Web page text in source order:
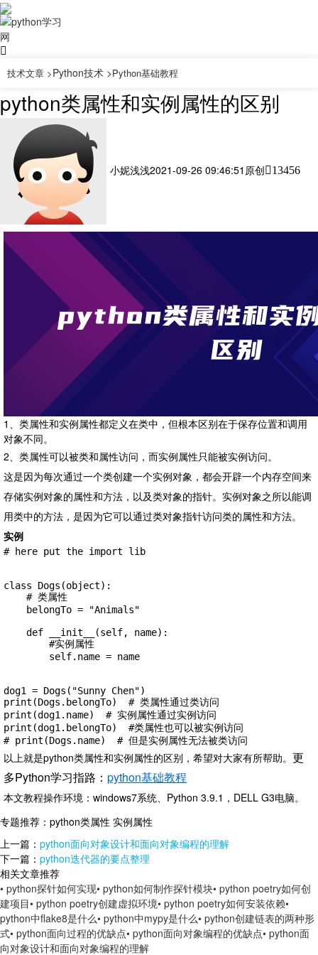
技术文章 >Python技术 >Python基础教程
python类属性和实例属性的区别
小妮浅浅2021-09-26 09:46:51 原创 13456
1、类属性和实例属性都定义在类中，但根本区别在于保存位置和调用
对象不同。
2、类属性可以被类和属性访问，而实例属性只能被实例访问。
这是因为每次通过一个类创建一个实例对象，都会开辟一个内存空间来
存储实例对象的属性和方法，以及类对象的指针。实例对象之所以能调
用类中的方法，是因为它可以通过类对象指针访问类的属性和方法。
实例
# here put the import lib
class Dogs(object):
dog1 = Dogs("Sunny Chen")
print(Dogs.belongTo)  # 类属性通过类访问
print(dog1.name)  # 实例属性通过实例访问
print(dog1.belongTo)  #类属性也可以被实例访问
# print(Dogs.name)  # 但是实例属性无法被类访问
以上就是python类属性和实例属性的区别，希望对大家有所帮助。 更
多Python学习指路： python基础教程
本文教程操作环境：windows7系统、Python 3.9.1，DELL G3电脑。
专题推荐： python类属性 实例属性
上一篇： python面向对象设计和面向对象编程的理解
下一篇： python迭代器的要点整理
相关文章推荐
• python探针如何实现• python如何制作探针模块• python poetry如何创
建项目• python poetry创建虚拟环境• python poetry如何安装依赖•
python中flake8是什么• python中mypy是什么• python创建链表的两种形
式• python面向过程的优缺点• python面向对象编程的优缺点• python面
向对象设计和面向对象编程的理解